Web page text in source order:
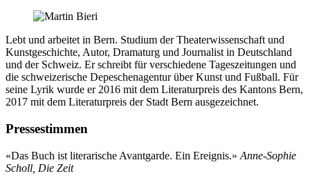
Lebt und arbeitet in Bern. Studium der Theaterwissenschaft und
Kunstgeschichte, Autor, Dramaturg und Journalist in Deutschland
und der Schweiz. Er schreibt für verschiedene Tageszeitungen und
die schweizerische Depeschenagentur über Kunst und Fußball. Für
seine Lyrik wurde er 2016 mit dem Literaturpreis des Kantons Bern,
2017 mit dem Literaturpreis der Stadt Bern ausgezeichnet.
Pressestimmen
«Das Buch ist literarische Avantgarde. Ein Ereignis.» Anne-Sophie
Scholl, Die Zeit